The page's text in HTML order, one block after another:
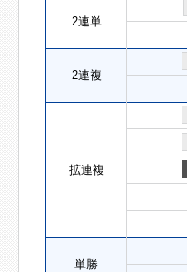
2連単
2連複
拡連複
単勝